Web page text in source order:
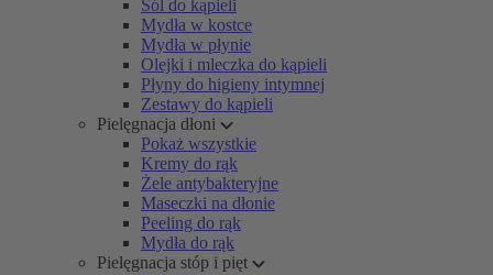
Sól do kąpieli
Mydła w kostce
Mydła w płynie
Olejki i mleczka do kąpieli
Płyny do higieny intymnej
Zestawy do kąpieli
Pielęgnacja dłoni
Pokaż wszystkie
Kremy do rąk
Żele antybakteryjne
Maseczki na dłonie
Peeling do rąk
Mydła do rąk
Pielęgnacja stóp i pięt